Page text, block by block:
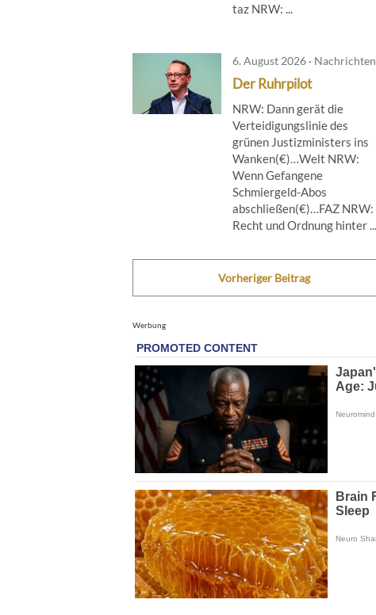
taz NRW: ...
6. August 2026 · Nachrichten
Der Ruhrpilot
NRW: Dann gerät die
Verteidigungslinie des
grünen Justizministers ins
Wanken(€)…Welt NRW:
Wenn Gefangene
Schmiergeld-Abos
abschließen(€)…FAZ NRW:
Recht und Ordnung hinter ...
Vorheriger Beitrag
Werbung